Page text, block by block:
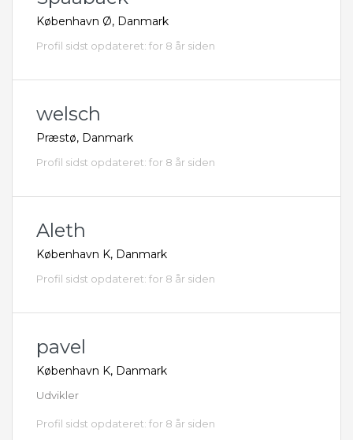
København Ø, Danmark
Profil sidst opdateret: for 8 år siden
welsch
Præstø, Danmark
Profil sidst opdateret: for 8 år siden
Aleth
København K, Danmark
Profil sidst opdateret: for 8 år siden
pavel
København K, Danmark
Udvikler
Profil sidst opdateret: for 8 år siden